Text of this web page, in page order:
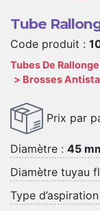
Tube
Code produit :
Tubes De
Brosses
Prix par
Diamètre : 45
Diamètre tuyau
Type